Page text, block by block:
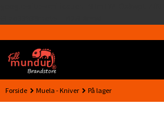
innholdet
Forside Muela - Kniver På lager